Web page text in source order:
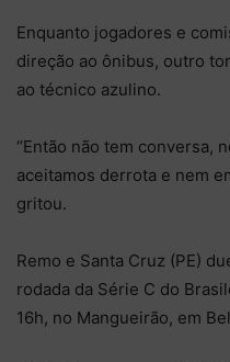
Enquanto jogadores e
direção ao ônibus, outro
ao técnico azulino.
“Então não tem conversa,
aceitamos derrota e nem
gritou.
Remo e Santa Cruz (PE)
rodada da Série C do
16h, no Mangueirão, em